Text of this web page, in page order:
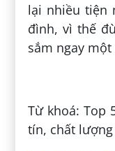
lại nhiều tiện
đình, vì thế
sắm ngay
Từ khoá: Top
tín, chất